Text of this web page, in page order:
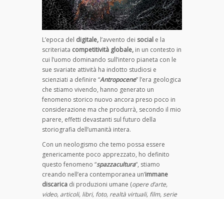
L’epoca del digitale, l’avvento dei social e la
scriteriata competitività globale, in un contesto in
cui l’uomo dominando sull’intero pianeta con le
sue svariate attività ha indotto studiosi e
scienziati a definire “Antropocene” l’era geologica
che stiamo vivendo, hanno generato un
fenomeno storico nuovo ancora preso poco in
considerazione ma che produrrà, secondo il mio
parere, effetti devastanti sul futuro della
storiografia dell’umanità intera.
Con un neologismo che temo possa essere
genericamente poco apprezzato, ho definito
questo fenomeno “spazzacultura“, stiamo
creando nell’era contemporanea un’immane
discarica di produzioni umane (opere d’arte,
video, articoli, libri, foto, realtà virtuali, film, serie